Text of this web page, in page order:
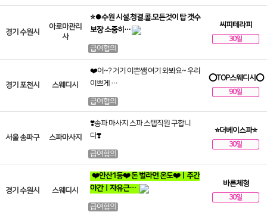
경기 수원시
아로마관리
사
⭐⏺수원 시설.청결.콜.모든것이 탑 갯수
보장 소중히…
급여협의
씨피테라피
30일
경기 포천시 스웨디시
❤️어~? 거기 이쁜쌤 여기 와봐요~ 우리
이쁘게 …
급여협의
⭕TOP스웨디시⭕
90일
서울 송파구 스파마사지
❣️송파 마사지 스파 스텝직원 구합니
다❣️
급여협의
⭐더베이스파⭐
30일
경기 수원시 스웨디시
❤️안산1등❤️ 돈 벌라면 온도❤️ㅣ주간
야간ㅣ자유근…
급여협의
바른체형
30일